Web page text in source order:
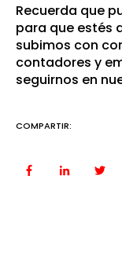
Recuerda que
para que estés
subimos con
contadores y
seguirnos en
COMPARTIR: